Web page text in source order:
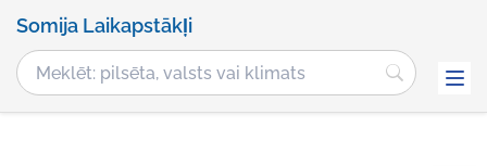
Somija Laikapstākļi